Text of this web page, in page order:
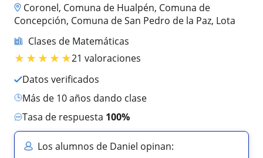
Coronel, Comuna de Hualpén, Comuna de
Concepción, Comuna de San Pedro de la Paz, Lota
Clases de Matemáticas
★★★★★21 valoraciones
Datos verificados
más de 10 años dando clase
Tasa de respuesta 100%
Los alumnos de Daniel opinan: